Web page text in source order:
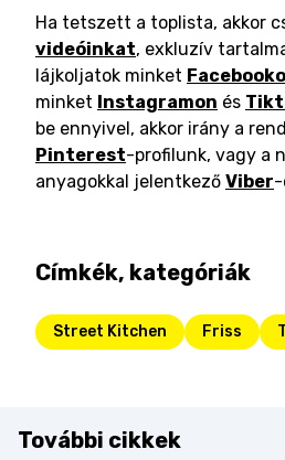
Ha tetszett a toplista, akkor
videóinkat, exkluzív
lájkoljatok minket
minket Instagramon és
be ennyivel, akkor irány a
Pinterest-profilunk, vagy a
anyagokkal jelentkező Viber-
Címkék, kategóriák
Street Kitchen Friss
További cikkek